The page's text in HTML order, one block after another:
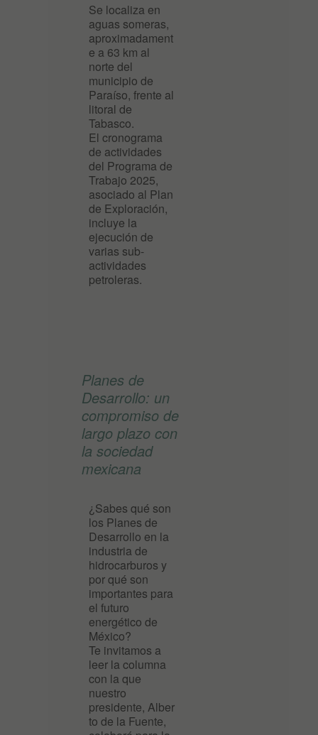
Se localiza en
aguas someras,
aproximadament
e a 63 km al
norte del
municipio de
Paraíso, frente al
litoral de
Tabasco.
El cronograma
de actividades
del Programa de
Trabajo 2025,
asociado al Plan
de Exploración,
incluye la
ejecución de
varias sub-
actividades
petroleras.
Planes de
Desarrollo: un
compromiso de
largo plazo con
la sociedad
mexicana
¿Sabes qué son
los Planes de
Desarrollo en la
industria de
hidrocarburos y
por qué son
importantes para
el futuro
energético de
México?
Te invitamos a
leer la columna
con la que
nuestro
presidente, Alber
to de la Fuente,